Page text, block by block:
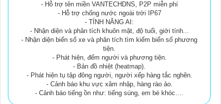
- Hỗ trợ tên miền VANTECHDNS, P2P miễn phí
- Hỗ trợ chống nước ngoài trời IP67
- TÍNH NĂNG AI:
- Nhận diện và phân tích khuôn mặt, độ tuổi, giới tính...
- Nhận diện biển số xe và phân tích tìm kiếm biển số phương
tiện.
- Phát hiện, đếm người và phương tiện.
- Bản đồ nhiệt (heatmap).
- Phát hiện tụ tập đông người, người xếp hàng tắc nghẽn.
- Cảnh báo khu vực xâm nhập, hàng rào ảo.
- Cảnh báo tiếng ồn như: tiếng súng, em bé khóc….